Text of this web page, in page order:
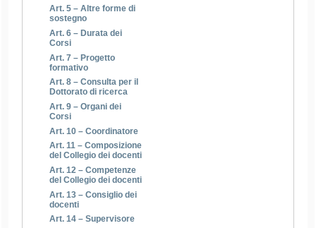
Art. 5 – Altre forme di
sostegno
Art. 6 – Durata dei
Corsi
Art. 7 – Progetto
formativo
Art. 8 – Consulta per il
Dottorato di ricerca
Art. 9 – Organi dei
Corsi
Art. 10 – Coordinatore
Art. 11 – Composizione
del Collegio dei docenti
Art. 12 – Competenze
del Collegio dei docenti
Art. 13 – Consiglio dei
docenti
Art. 14 – Supervisore